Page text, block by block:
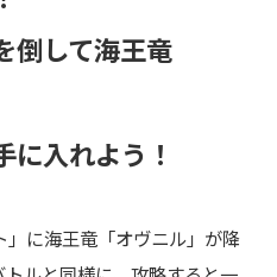
倒して海王竜
に入れよう！
に海王竜「オヴニル」が降